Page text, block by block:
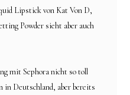
Lipstick von Kat Von D,
Powder sieht aber auch
mit Sephora nicht so toll
in Deutschland, aber bereits